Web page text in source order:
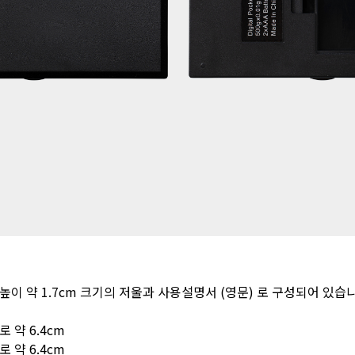
약 1.7cm 크기의 저울과 사용설명서 (영문) 로 구성되어 있습
약 6.4cm
약 6.4cm